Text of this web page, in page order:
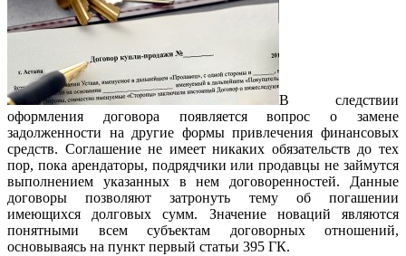
В следствии
оформления договора появляется вопрос о замене
задолженности на другие формы привлечения финансовых
средств. Соглашение не имеет никаких обязательств до тех
пор, пока арендаторы, подрядчики или продавцы не займутся
выполнением указанных в нем договоренностей. Данные
договоры позволяют затронуть тему об погашении
имеющихся долговых сумм. Значение новаций являются
понятными всем субъектам договорных отношений,
основываясь на пункт первый статьи 395 ГК.